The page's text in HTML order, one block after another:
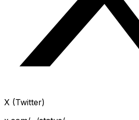
X (Twitter)